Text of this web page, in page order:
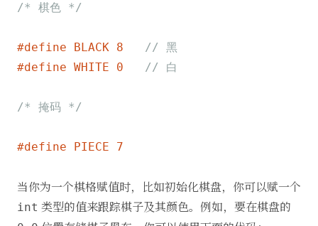
/* 棋色 */
#define BLACK 8 // 黑
#define WHITE 0 // 白
/* 掩码 */
#define PIECE 7
当你为一个棋格赋值时，比如初始化棋盘，你可以赋一个
int 类型的值来跟踪棋子及其颜色。例如，要在棋盘的